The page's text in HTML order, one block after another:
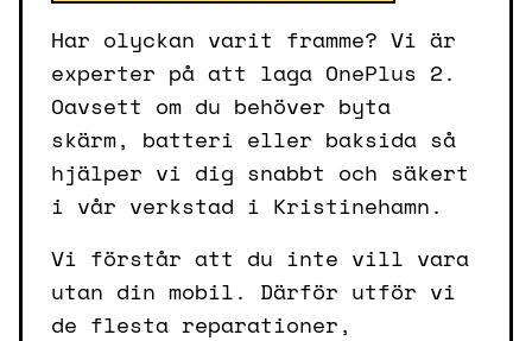
Har olyckan varit framme? Vi är
experter på att laga OnePlus 2.
Oavsett om du behöver byta
skärm, batteri eller baksida så
hjälper vi dig snabbt och säkert
i vår verkstad i Kristinehamn.
Vi förstår att du inte vill vara
utan din mobil. Därför utför vi
de flesta reparationer,